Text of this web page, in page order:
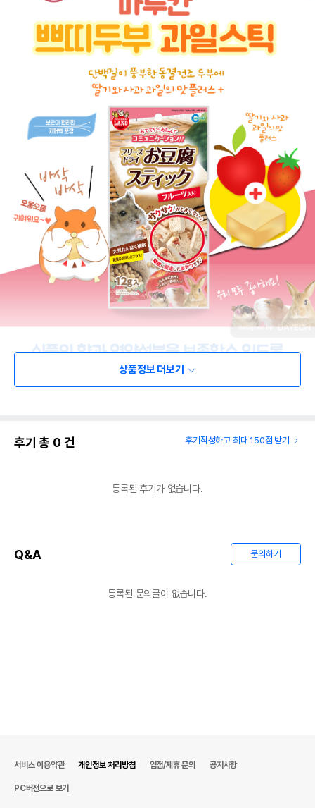
상품정보 더보기
후기 총 0 건 후기작성하고 최대 150점 받기
등록된 후기가 없습니다.
Q&A 문의하기
등록된 문의글이 없습니다.
서비스 이용약관 개인정보 처리방침 입점/제휴 문의 공지사항
PC버전으로 보기